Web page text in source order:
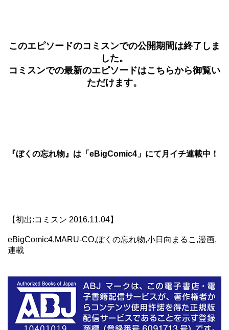
このエピソードのコミスンでの公開期間は終了しま
した。
コミスンでの最新のエピソードはこちらから御覧い
ただけます。
『ぼくの忘れ物』は「eBigComic4」にて月イチ連載中！
【初出:コミスン 2016.11.04】
eBigComic4,MARU-CO,ぼくの忘れ物,小日向まるこ,漫画,
連載